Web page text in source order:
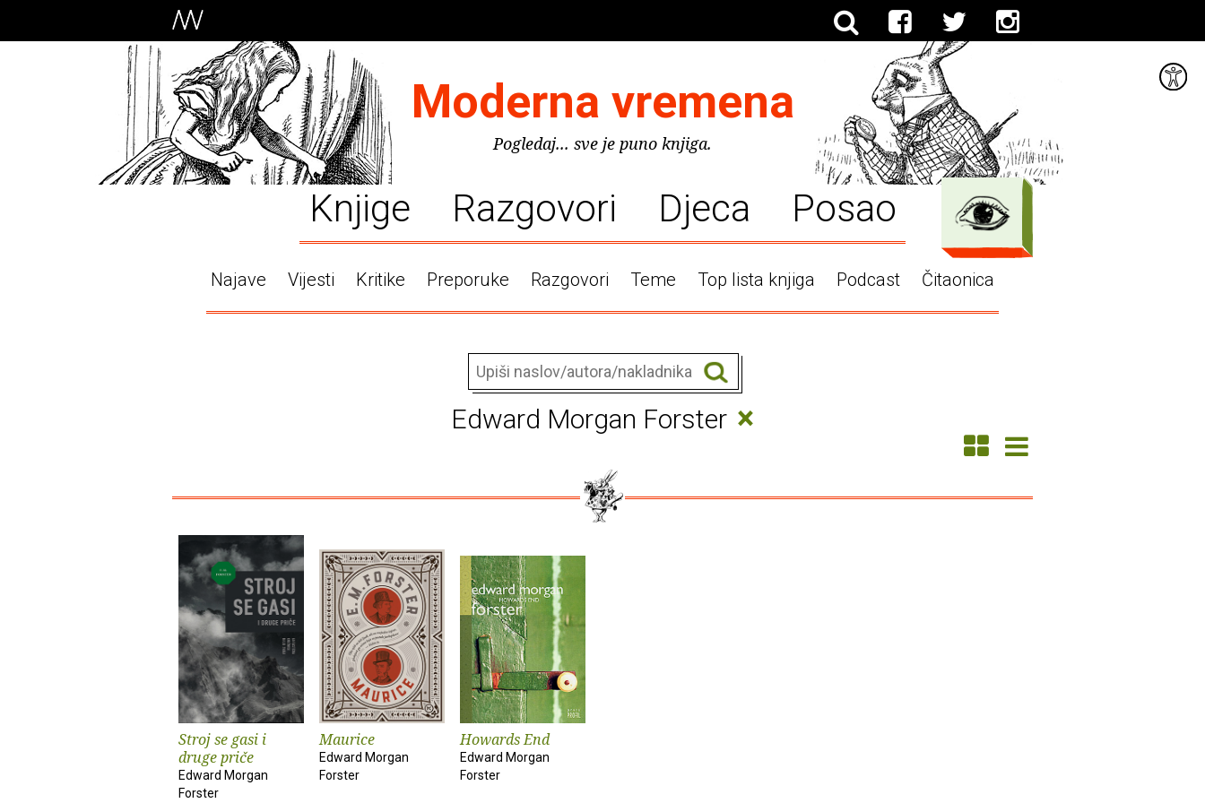
Moderna vremena
Pogledaj... sve je puno knjiga.
Knjige Razgovori Djeca Posao
Najave Vijesti Kritike Preporuke Razgovori Teme Top lista knjiga Podcast Čitaonica
Edward Morgan Forster ×
Stroj se gasi i
druge priče
Edward Morgan
Forster
Maurice
Edward Morgan
Forster
Howards End
Edward Morgan
Forster